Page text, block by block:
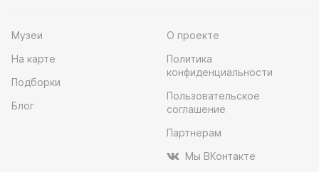
Музеи
На карте
Подборки
Блог
О проекте
Политика
конфиденциальности
Пользовательское
соглашение
Партнерам
Мы ВКонтакте